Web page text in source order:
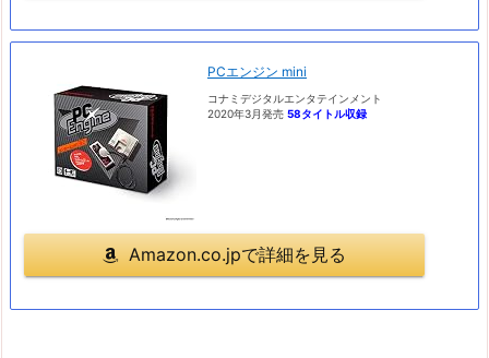
PCエンジン mini
コナミデジタルエンタテインメント
2020年3月発売 58タイトル収録
Amazon.co.jpで詳細を見る